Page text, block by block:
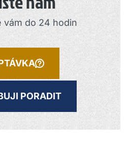
vám do 24 hodin
PORADIT